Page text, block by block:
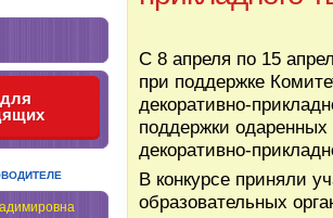
С 8 апреля по 15
при поддержке
декоративно-
поддержки одаренных
декоративно-
В конкурсе приняли
образовательных